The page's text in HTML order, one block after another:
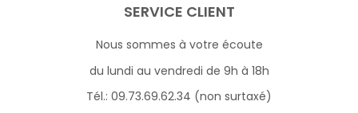
SERVICE CLIENT
Nous sommes à votre écoute
du lundi au vendredi de 9h à 18h
Tél.: 09.73.69.62.34 (non surtaxé)